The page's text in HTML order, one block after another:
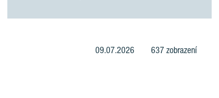
09.07.2026 637 zobrazení